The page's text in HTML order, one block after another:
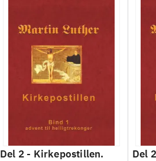
Del 2 - Kirkepostillen.
Del